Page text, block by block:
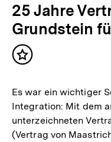
25 Jahre
Grundstein
Inhalt
Es war ein wichtiger
Integration: Mit dem
unterzeichneten
(Vertrag von